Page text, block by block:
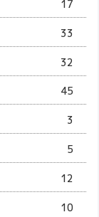
17
33
32
45
3
5
12
10